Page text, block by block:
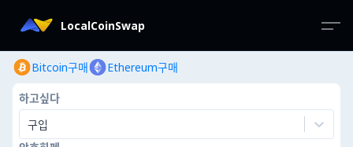
LocalCoinSwap
Bitcoin구매 Ethereum구매
하고싶다
구입